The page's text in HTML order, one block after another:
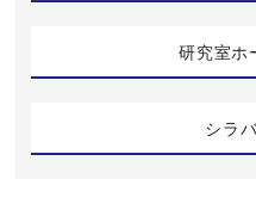
研究室ホ
シラ